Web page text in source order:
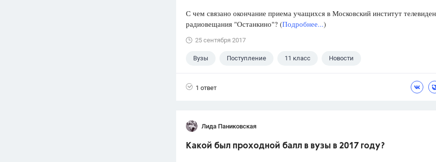
С чем связано окончание приема учащихся в Московский институт
радиовещания "Останкино"? (Подробнее...)
25 сентября 2017
Вузы Поступление 11 класс Новости
1 ответ
Лида Паниковская
Какой был проходной балл в вузы в 2017 году?